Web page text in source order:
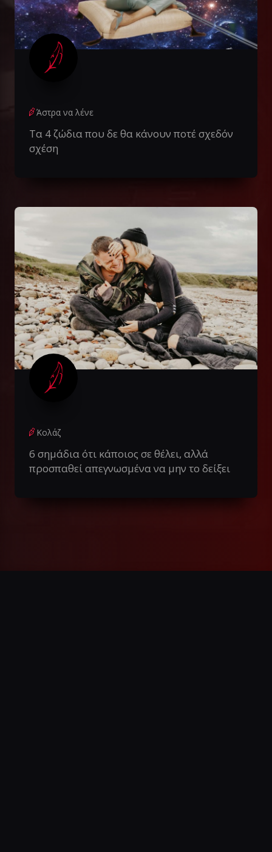
Άστρα να λένε
Τα 4 ζώδια που δε θα κάνουν ποτέ σχεδόν
σχέση
Κολάζ
6 σημάδια ότι κάποιος σε θέλει, αλλά
προσπαθεί απεγνωσμένα να μην το δείξει